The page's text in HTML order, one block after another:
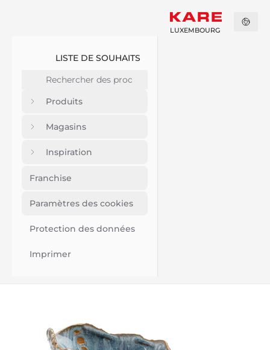
LISTE DE SOUHAITS
Produits
Magasins
Inspiration
Franchise
Paramètres des cookies
Protection des données
Imprimer
LUXEMBOURG